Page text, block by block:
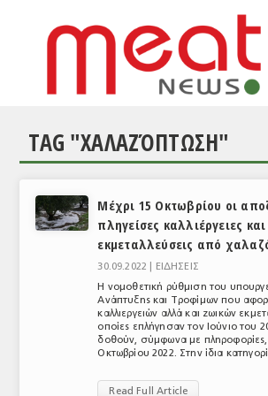
ΕΙΔΗΣΕΙΣ
ΘΕΜΑΤΑ
ΕΥΡΩΠΑΪΚΕΣ ΑΠΟΦΑΣΕΙΣ
TAG "ΧΑΛΑΖΌΠΤΩΣΗ"
Μέχρι 15 Οκτωβρίου οι
πληγείσες καλλιέργειες
εκμεταλλεύσεις από
30.09.2022 |
ΕΙΔΗΣΕΙΣ
Η νομοθετική ρύθμιση του
Ανάπτυξης και Τροφίμων που
καλλιεργειών αλλά και ζωικών
οποίες επλήγησαν τον Ιούνιο του
δοθούν, σύμφωνα με πληροφορίες,
Οκτωβρίου 2022. Στην ίδια
Read Full Article